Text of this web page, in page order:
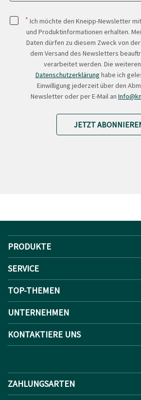
* Ich möchte den Kneipp-Newsletter
und Produktinformationen erhalten.
Daten dürfen zu diesem Zweck von
dem Versand des Newsletters
verarbeitet werden. Die
Datenschutzerklärung habe ich
Einwilligung jederzeit über den
Newsletter oder per E-Mail an
JETZT
PRODUKTE
SERVICE
TOP-THEMEN
UNTERNEHMEN
KONTAKTIERE UNS
ZAHLUNGSARTEN